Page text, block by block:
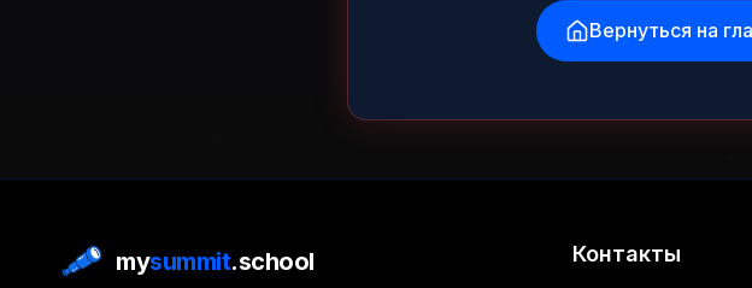
Вернуться на
mysummit.school Контакты